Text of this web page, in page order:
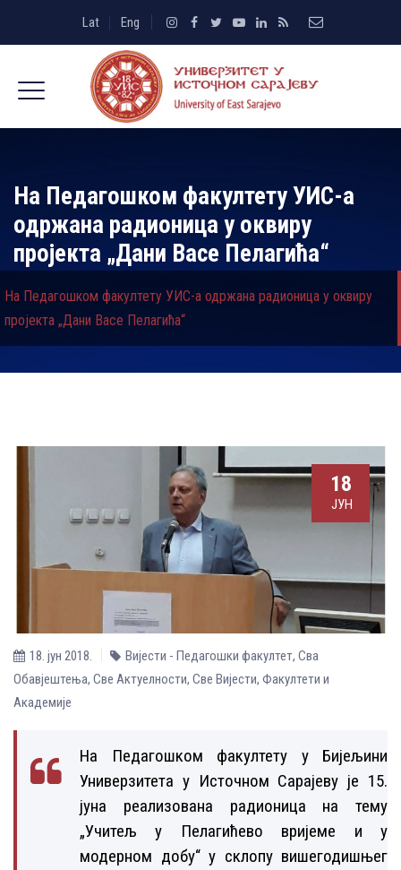
Lat Eng
На Педагошком факултету УИС-а
одржана радионица у оквиру
пројекта „Дани Васе Пелагића“
На Педагошком факултету УИС-а одржана радионица у оквиру
пројекта „Дани Васе Пелагића“
18
ЈУН
18. јун 2018. Вијести - Педагошки факултет, Сва
Обавјештења, Све Aктуелности, Све Вијести, Факултети и
Академије
На Педагошком факултету у Бијељини
Универзитета у Источном Сарајеву је 15.
јуна реализована радионица на тему
„Учитељ у Пелагићево вријеме и у
модерном добу“ у склопу вишегодишњег